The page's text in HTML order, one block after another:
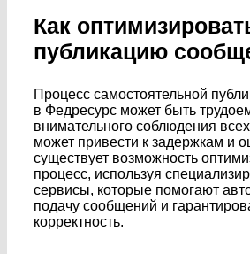
Как
публикацию
Процесс самостоятельной
в Федресурс может быть
внимательного соблюдения
может привести к задержкам и
существует возможность
процесс, используя
сервисы, которые помогают
подачу сообщений и
корректность.